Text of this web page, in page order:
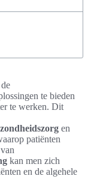
te bieden
te werken. Dit
en
patiënten
kan men zich
en de algehele